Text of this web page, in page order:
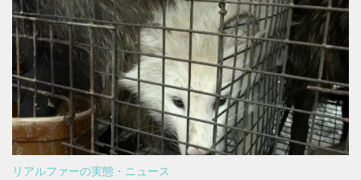
リアルファーの実態・ニュース